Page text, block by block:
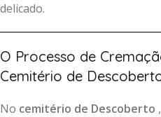
delicado.
O Processo de
Cemitério de
No cemitério de Descoberto